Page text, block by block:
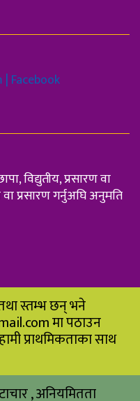
| Facebook
विद्युतीय, प्रसारण वा
प्रसारण गर्नुअघि अनुमति
स्तम्भ छन् भने
मा पठाउन
प्राथमिकताका साथ
, अनियमितता